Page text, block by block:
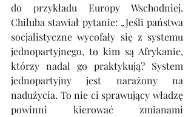
do przykładu Europy Wschodniej.
Chiluba stawiał pytanie: „Jeśli państwa
socjalistyczne wycofały się z systemu
jednopartyjnego, to kim są Afrykanie,
którzy nadal go praktykują? System
jednopartyjny jest narażony na
nadużycia. To nie ci sprawujący władzę
powinni kierować zmianami